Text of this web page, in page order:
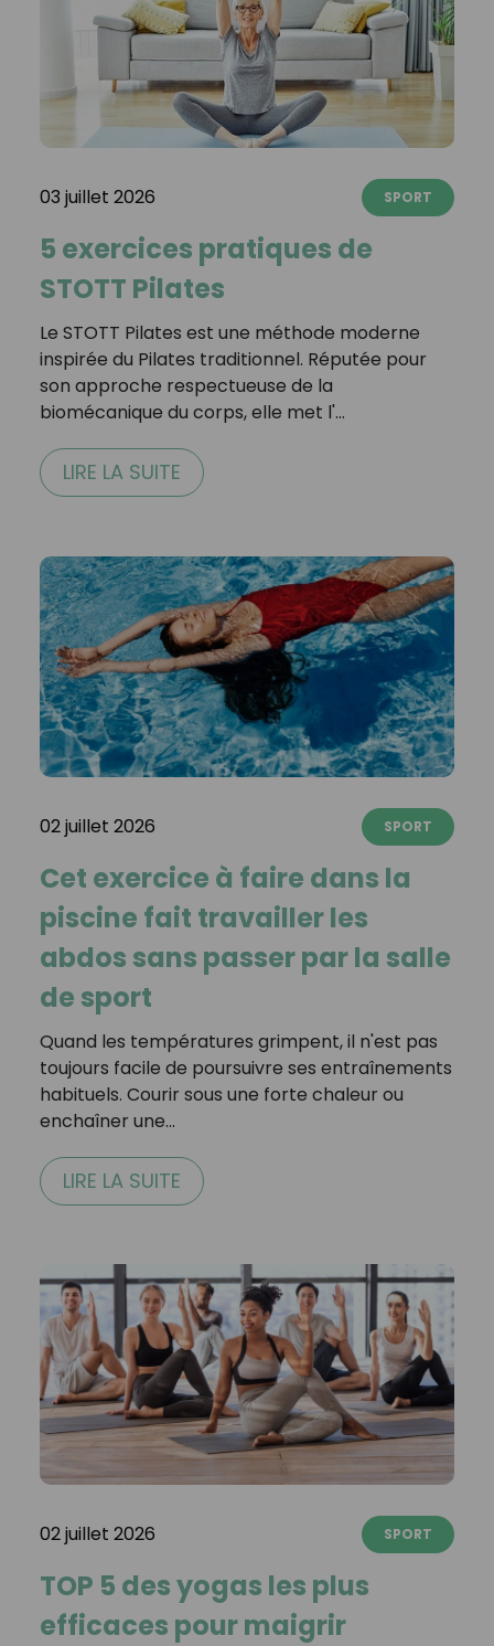
03 juillet 2026 SPORT
5 exercices pratiques de
STOTT Pilates
Le STOTT Pilates est une méthode moderne
inspirée du Pilates traditionnel. Réputée pour
son approche respectueuse de la
biomécanique du corps, elle met l'…
LIRE LA SUITE
02 juillet 2026 SPORT
Cet exercice à faire dans la
piscine fait travailler les
abdos sans passer par la salle
de sport
Quand les températures grimpent, il n'est pas
toujours facile de poursuivre ses entraînements
habituels. Courir sous une forte chaleur ou
enchaîner une…
LIRE LA SUITE
02 juillet 2026 SPORT
TOP 5 des yogas les plus
efficaces pour maigrir